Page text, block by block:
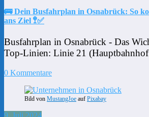
🚌 Dein Busfahrplan in Osnabrück: So
ans Ziel 🚏✅
Busfahrplan in Osnabrück - Das
Top-Linien: Linie 21
0 Kommentare
Bild von MustangJoe auf Pixabay
9. Juli 2024